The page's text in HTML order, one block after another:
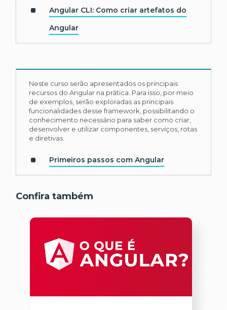
Angular CLI: Como criar artefatos do
Angular
Neste curso serão apresentados os principais
recursos do Angular na prática. Para isso, por meio
de exemplos, serão exploradas as principais
funcionalidades desse framework, possibilitando o
conhecimento necessário para saber como criar,
desenvolver e utilizar componentes, serviços, rotas
e diretivas.
Primeiros passos com Angular
Confira também